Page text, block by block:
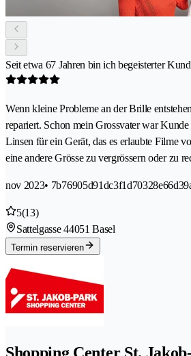
Seit etwa 67 Jahren bin ich begeisterter
Wenn kleine Probleme an der Brille
repariert. Schon mein Grossvater war
Linsen für ein Gerät, das es erlaubte Filme
eine andere Grösse zu vergrössern oder zu
nov 2023•
5(13)
Sattelgasse 44051 Basel
Termin reservieren